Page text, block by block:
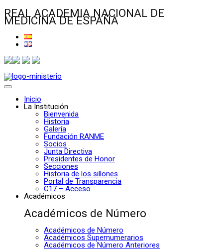
REAL ACADEMIA NACIONAL DE
MEDICINA DE ESPAÑA
Inicio
La Institución
Bienvenida
Historia
Galería
Fundación RANME
Socios
Junta Directiva
Presidentes de Honor
Secciones
Historia de los sillones
Portal de Transparencia
C17 – Acceso
Académicos
Académicos de Número
Académicos de Número
Académicos Supernumerarios
Académicos de Número Anteriores